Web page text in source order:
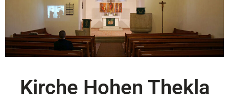
Kirche Hohen Thekla